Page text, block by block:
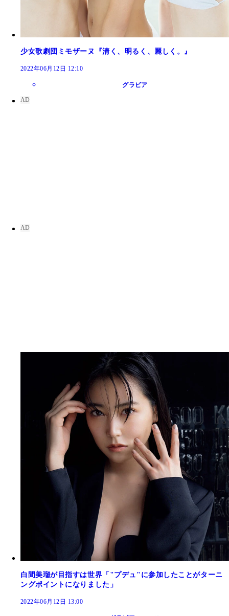
少女歌劇団ミモザーヌ『清く、明るく、麗しく。』
2022年06月12日 12:10
グラビア
白間美瑠が目指すは世界「"プデュ"に参加したことがターニ
ングポイントになりました」
2022年06月12日 13:00